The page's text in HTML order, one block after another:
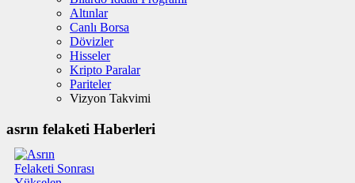
Altınlar
Canlı Borsa
Dövizler
Hisseler
Kripto Paralar
Pariteler
Vizyon Takvimi
asrın felaketi Haberleri